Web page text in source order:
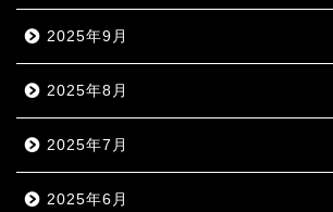
2025年9月
2025年8月
2025年7月
2025年6月